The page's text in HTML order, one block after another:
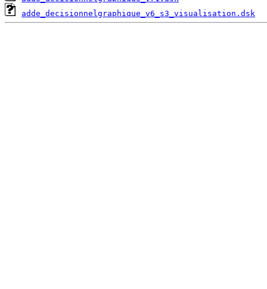
adde_decisionnelgraphique_v6_s3_visualisation.dsk